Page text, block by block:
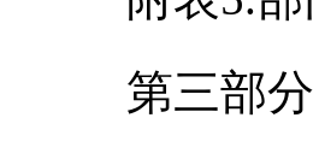
第三部